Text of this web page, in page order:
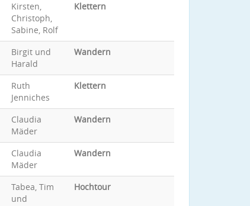
Kirsten,
Christoph,
Sabine, Rolf
Klettern
Birgit und
Harald
Wandern
Ruth
Jenniches
Klettern
Claudia
Mäder
Wandern
Claudia
Mäder
Wandern
Tabea, Tim
und
Hochtour